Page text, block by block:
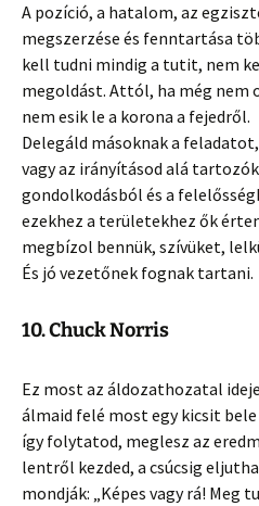
A pozíció, a hatalom, az
megszerzése és fenntartása
kell tudni mindig a tutit, nem
megoldást. Attól, ha még nem
nem esik le a korona a fejedről.
Delegáld másoknak a
vagy az irányításod alá
gondolkodásból és a
ezekhez a területekhez ők
megbízol bennük, szívüket,
És jó vezetőnek fognak tartani.
10. Chuck Norris
Ez most az áldozathozatal
álmaid felé most egy kicsit
így folytatod, meglesz az
lentről kezded, a csúcsig
mondják: „Képes vagy rá! Meg